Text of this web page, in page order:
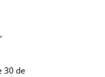
30 de